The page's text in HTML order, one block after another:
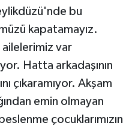
bu
kapatamayız.
var
Hatta arkadaşının
çıkaramıyor. Akşam
emin olmayan
çocuklarımızın